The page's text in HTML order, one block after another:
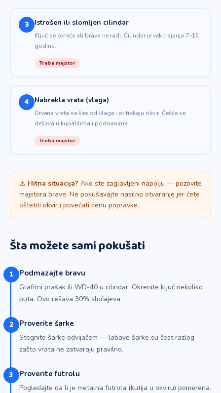
3 Istrošen ili slomljen cilindar
Ključ se okreće ali brava ne radi. Cilindar je vek trajanja 7–15
godina.
Treba majstor
4 Nabrekla vrata (vlaga)
Drvena vrata se šire od vlage i pritiskaju okvir. Češće se
dešava u kupatilima i podrumima.
Treba majstor
⚠️ Hitna situacija? Ako ste zaglavljeni napolju — pozovite
majstora brave. Ne pokušavajte nasilno otvaranje jer ćete
oštetiti okvir i povećati cenu popravke.
Šta možete sami pokušati
1 Podmazajte bravu
Grafitni prašak ili WD-40 u cilindar. Okrenite ključ nekoliko
puta. Ovo rešava 30% slučajeva.
2 Proverite šarke
Stegnite šarke odvijačem — labave šarke su čest razlog
zašto vrata ne zatvaraju pravilno.
3 Proverite futrolu
Pogledajte da li je metalna futrola (kutija u okviru) pomerena.